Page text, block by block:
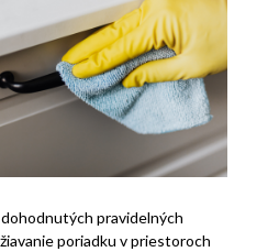
pravidelných
poriadku v priestoroch